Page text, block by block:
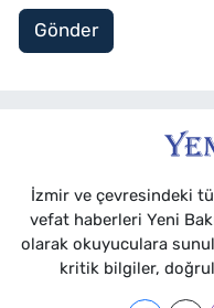
Gönder
İzmir ve çevresindeki
vefat haberleri Yeni
olarak okuyuculara
kritik bilgiler,